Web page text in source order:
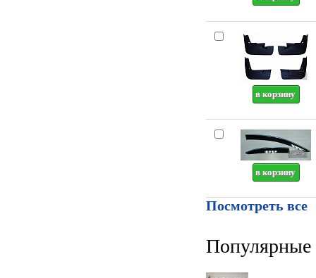
Посмотреть все
Популярные